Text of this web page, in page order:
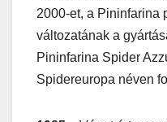
2000-et, a Pininfarina
változatának a
Pininfarina Spider
Spidereuropa néven